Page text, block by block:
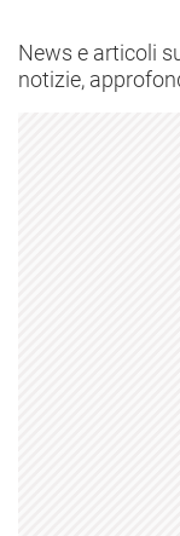
News e articoli
notizie,